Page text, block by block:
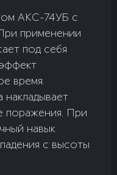
АКС-74УБ с
применении
под себя
время.
накладывает
поражения. При
навык
с высоты